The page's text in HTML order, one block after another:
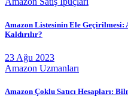
Amazon Listesinin Ele Geçirilmesi:
Kaldırılır?
23 Ağu 2023
Amazon Uzmanları
Amazon Çoklu Satıcı Hesapları: